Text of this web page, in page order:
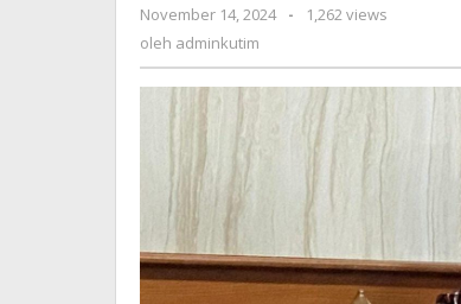
November 14, 2024
oleh
-
1,262 views
oleh adminkutim